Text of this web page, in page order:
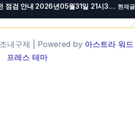
원룸싼지역 이용 전 점검 안내 2026년05월31일 21시36분 현재글
내구제 | Powered by 아스트라 워드
프레스 테마